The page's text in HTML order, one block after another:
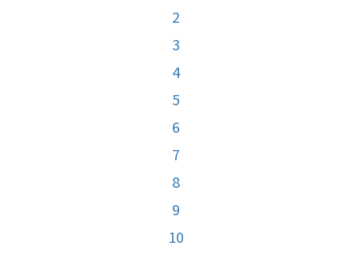
2
3
4
5
6
7
8
9
10